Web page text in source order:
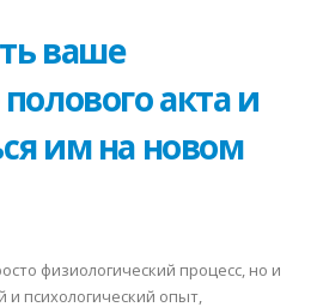
ваше
акта и
им на новом
физиологический процесс, но и
психологический опыт,